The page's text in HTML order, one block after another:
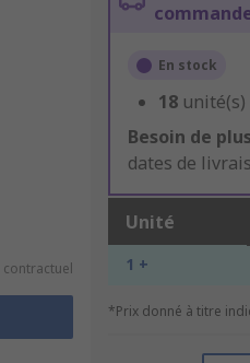
En stock
18
Besoin de
dates de
Unité
1 +
*Prix donné à titre